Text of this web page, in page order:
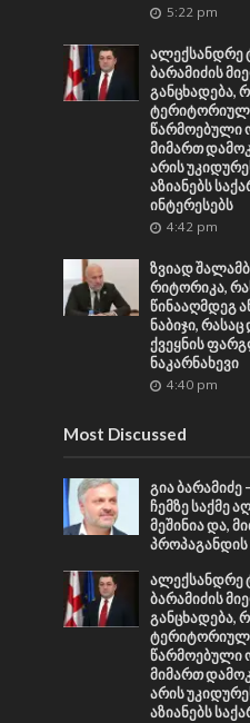
5:22 pm
ალექსანდრე
ბარამიძის
განცხადება,
წარმოებული
მიმართ
არის
აზიანებს
ინტერესებს
4:42 pm
ზვიად
რიტორიკა,
წინააღმდეგ
ნაბიჯი,
ქვეყნის
ნაკარნახევი
4:40 pm
Most Discussed
გია ბარამიძე
ჩემზე საქმე
მეშინია და,
პროპაგანდის
ალექსანდრე
ბარამიძის
განცხადება,
წარმოებული
მიმართ
არის
აზიანებს